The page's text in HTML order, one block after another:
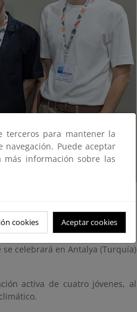
lanza la convocatoria de becas
de las Partes de la Convención
se celebrará en Antalya (Turquía)
activa de cuatro jóvenes, al
terceros para mantener la
Puede aceptar
información sobre las
cookies Aceptar cookies